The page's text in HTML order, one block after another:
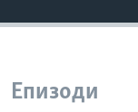
Епизоди